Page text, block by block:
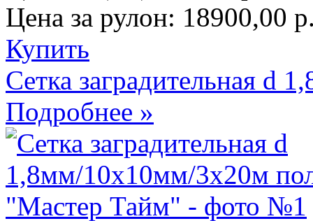
Цена за рулон: 18900,00
Купить
Сетка заградительная d
Подробнее »